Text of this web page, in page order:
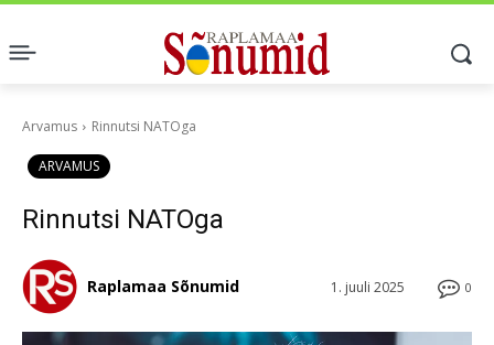
Arvamus Rinnutsi NATOga
ARVAMUS
Rinnutsi NATOga
0
1. juuli 2025
Raplamaa Sõnumid